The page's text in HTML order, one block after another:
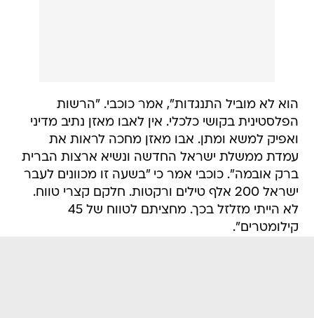
הוא לא מוביל התנגדות", אמר כוכבי. "הרשות
הפלסטינית בקושי כלכלי. אין לאבו מאזן נתיב מדיני
ואפיק למשא ומתן. אבו מאזן מחכה לראות את
עמדת ממשלת ישראל החדשה ונשיא ארצות הברית
ברק אובמה". כוכבי אמר כי "בשעה זו מכוונים לעבר
ישראל 200 אלף טילים ורקטות. חלקם קצרי טווח.
לא הייתי מזלזל בכך. מחציתם לטווח של 45
קילומטרים".